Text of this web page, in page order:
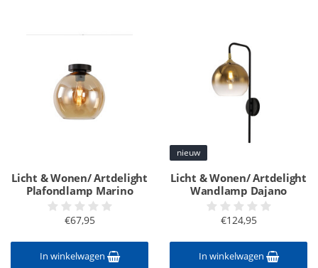
Licht & Wonen/ Artdelight
Plafondlamp Marino
€67,95
In winkelwagen
nieuw
Licht & Wonen/ Artdelight
Wandlamp Dajano
€124,95
In winkelwagen